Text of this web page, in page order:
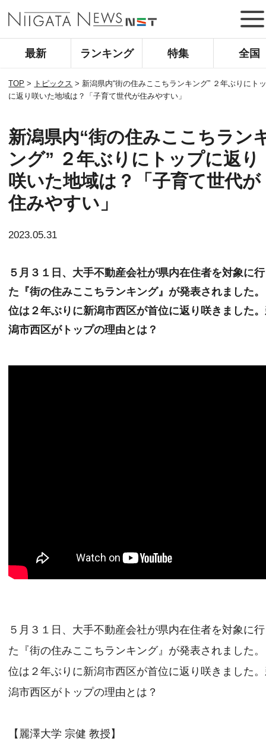
最新 ランキング 特集 全国
TOP > トピックス > 新潟県内“街の住みここちランキング” ２年ぶりにト
に返り咲いた地域は？「子育て世代が住みやすい」
新潟県内“街の住みここちラン
ング” ２年ぶりにトップに返り
咲いた地域は？「子育て世代が
住みやすい」
2023.05.31
５月３１日、大手不動産会社が県内在住者を対象に
た『街の住みここちランキング』が発表されました
位は２年ぶりに新潟市西区が首位に返り咲きました
潟市西区がトップの理由とは？
５月３１日、大手不動産会社が県内在住者を対象に
た『街の住みここちランキング』が発表されました
位は２年ぶりに新潟市西区が首位に返り咲きました
潟市西区がトップの理由とは？
【麗澤大学 宗健 教授】